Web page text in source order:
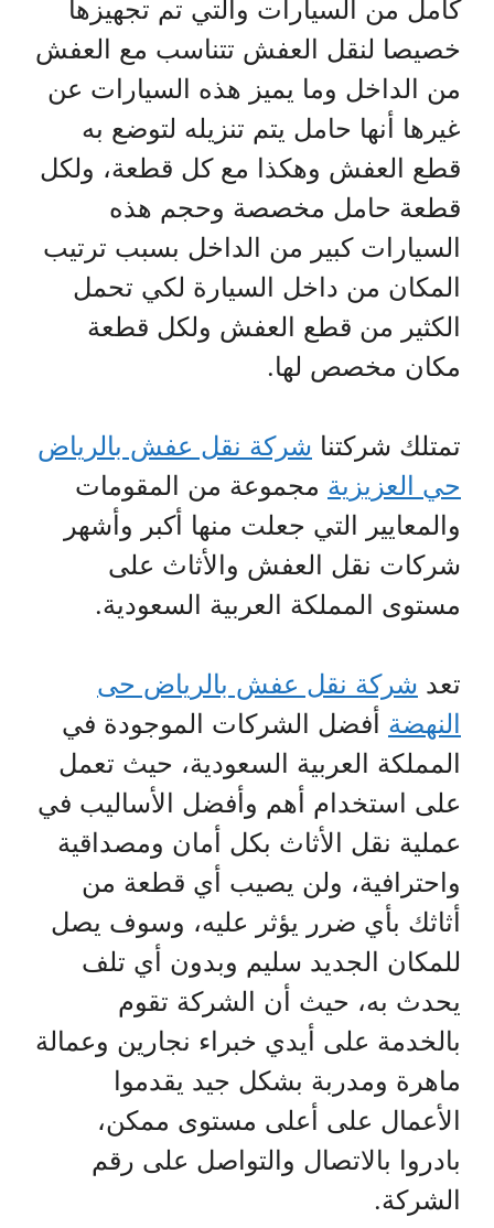
كامل من السيارات والتي تم تجهيزها
خصيصا لنقل العفش تتناسب مع العفش
من الداخل وما يميز هذه السيارات عن
غيرها أنها حامل يتم تنزيله لتوضع به
قطع العفش وهكذا مع كل قطعة، ولكل
قطعة حامل مخصصة وحجم هذه
السيارات كبير من الداخل بسبب ترتيب
المكان من داخل السيارة لكي تحمل
الكثير من قطع العفش ولكل قطعة
مكان مخصص لها.
تمتلك شركتنا شركة نقل عفش بالرياض
حي العزيزية مجموعة من المقومات
والمعايير التي جعلت منها أكبر وأشهر
شركات نقل العفش والأثاث على
مستوى المملكة العربية السعودية.
تعد شركة نقل عفش بالرياض حى
النهضة أفضل الشركات الموجودة في
المملكة العربية السعودية، حيث تعمل
على استخدام أهم وأفضل الأساليب في
عملية نقل الأثاث بكل أمان ومصداقية
واحترافية، ولن يصيب أي قطعة من
أثاثك بأي ضرر يؤثر عليه، وسوف يصل
للمكان الجديد سليم وبدون أي تلف
يحدث به، حيث أن الشركة تقوم
بالخدمة على أيدي خبراء نجارين وعمالة
ماهرة ومدربة بشكل جيد يقدموا
الأعمال على أعلى مستوى ممكن،
بادروا بالاتصال والتواصل على رقم
الشركة.